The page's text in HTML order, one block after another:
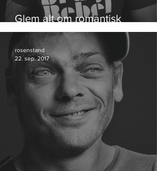
Glem alt om romantisk
hippiehash
rosenstand
22. sep. 2017